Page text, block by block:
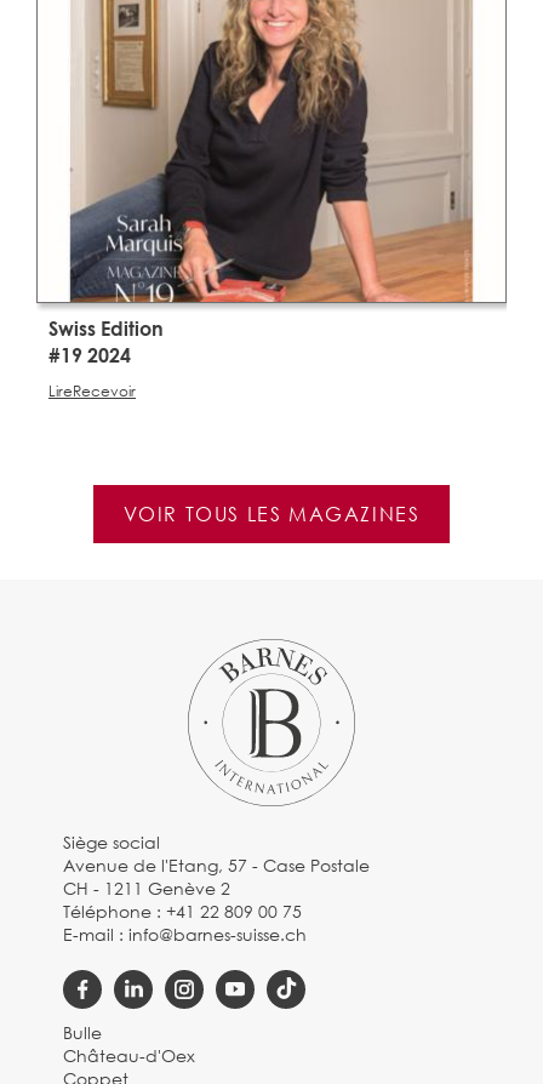
Swiss Edition
#19 2024
LireRecevoir
VOIR TOUS LES MAGAZINES
Siège social
Avenue de l'Etang, 57 - Case Postale
CH - 1211 Genève 2
Téléphone :+41 22 809 00 75
E-mail :info@barnes-suisse.ch
Bulle
Château-d'Oex
Coppet